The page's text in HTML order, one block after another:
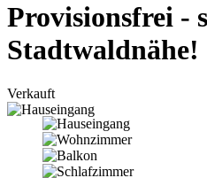
Provisionsfrei -
Stadtwaldnähe!
Verkauft